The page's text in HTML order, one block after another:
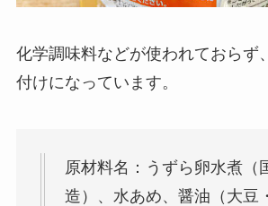
化学調味料などが使われておらず
付けになっています。
原材料名：うずら卵水煮（
造）、水あめ、醤油（大豆